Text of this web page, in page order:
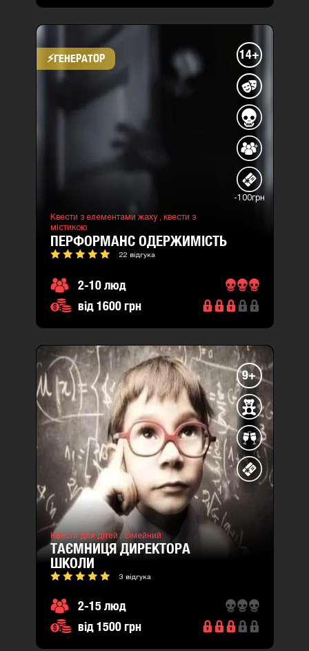
⚡​ГЕНЕРАТОР 14+
-100грн
Квести з елементами жаху , квести з
містикою
ПЕРФОРМАНС ОДЕРЖИМІСТЬ
22 відгука
2-10 люд
від 1600 грн
9+
Квести для дітей , сімейний
ТАЄМНИЦЯ ДИРЕКТОРА
ШКОЛИ
3 відгука
2-15 люд
від 1500 грн